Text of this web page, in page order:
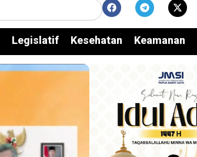
Legislatif Kesehatan Keamanan